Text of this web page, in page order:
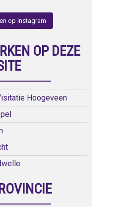
op Instagram
OP DEZE
Hoogeveen